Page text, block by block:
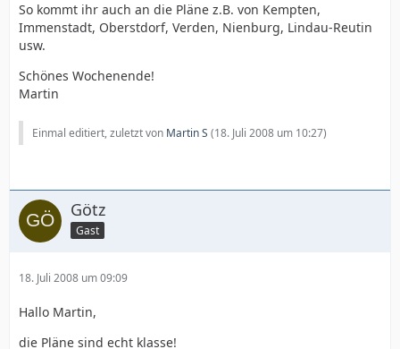
So kommt ihr auch an die Pläne z.B. von Kempten,
Immenstadt, Oberstdorf, Verden, Nienburg, Lindau-Reutin
usw.
Schönes Wochenende!
Martin
Einmal editiert, zuletzt von Martin S (18. Juli 2008 um 10:27)
Götz
Gast
18. Juli 2008 um 09:09
Hallo Martin,
die Pläne sind echt klasse!